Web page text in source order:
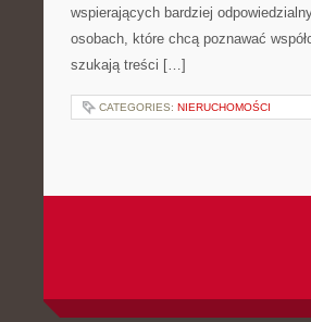
wspierających bardziej
osobach, które chcą poznawać
szukają treści […]
CATEGORIES: NIERUCHOMOŚCI